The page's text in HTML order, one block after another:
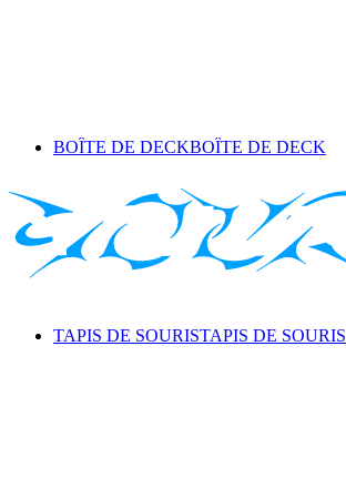
BOÎTE DE DECKBOÎTE DE DECK
TAPIS DE SOURISTAPIS DE SOURIS